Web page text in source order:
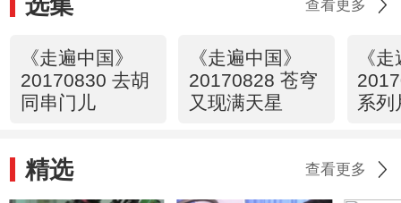
查看更多
《走遍中国》
20170830 去胡
同串门儿
《走遍中国》
20170828 苍穹
又现满天星
《
系列
精选 查看更多